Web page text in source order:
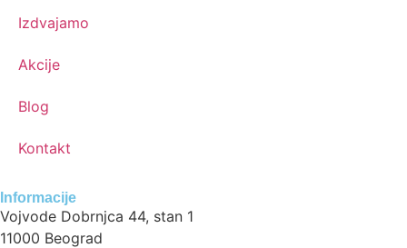
Izdvajamo
Akcije
Blog
Kontakt
Informacije
Vojvode Dobrnjca 44, stan 1
11000 Beograd